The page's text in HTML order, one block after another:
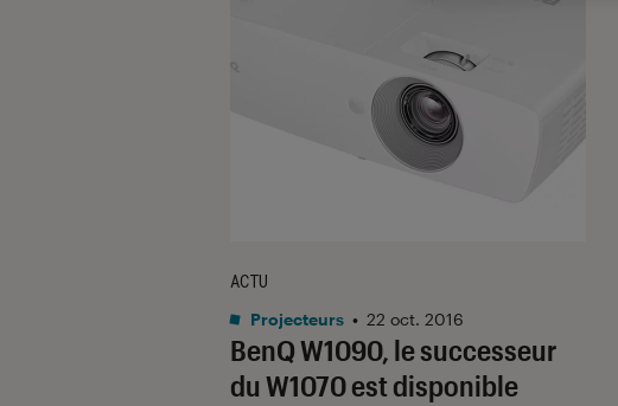
BenQ W1090, le successeur
du W1070 est disponible
ACTU
Projecteurs • 22 oct. 2016